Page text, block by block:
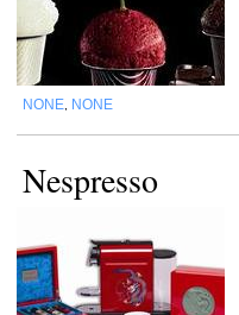
NONE NONE
Nespresso